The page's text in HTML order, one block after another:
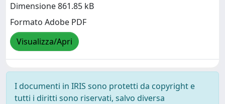
Dimensione 861.85 kB
Formato Adobe PDF
Visualizza/Apri
I documenti in IRIS sono protetti da copyright e
tutti i diritti sono riservati, salvo diversa